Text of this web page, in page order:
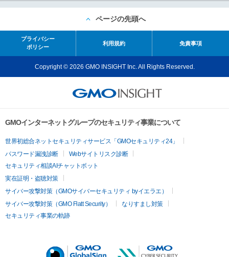
ページの先頭へ
プライバシー
ポリシー
利用規約 免責事項
Copyright © 2026 GMO INSIGHT Inc. All Rights Reserved.
GMOインターネットグループのセキュリティ事業について
世界初総合ネットセキュリティサービス「GMOセキュリティ24」
パスワード漏洩診断
Webサイトリスク診断
セキュリティ相談AIチャットボット
実在証明・盗聴対策
サイバー攻撃対策（GMOサイバーセキュリティ byイエラエ）
サイバー攻撃対策（GMO Flatt Security）
なりすまし対策
セキュリティ事業の軌跡